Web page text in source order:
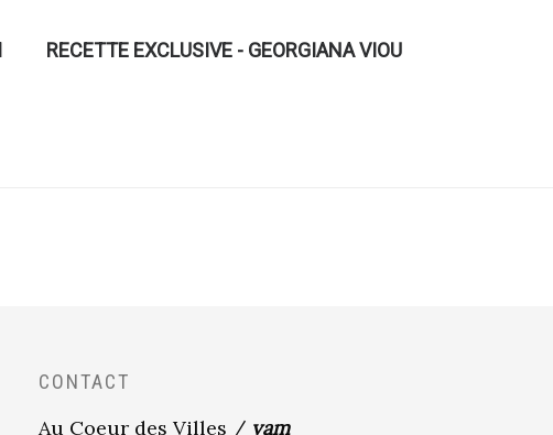
RECETTE EXCLUSIVE - GEORGIANA VIOU
CONTACT
Au Coeur des Villes / yam